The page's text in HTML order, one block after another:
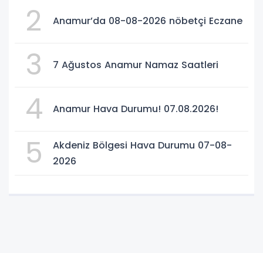
2 Anamur’da 08-08-2026 nöbetçi Eczane
3 7 Ağustos Anamur Namaz Saatleri
4 Anamur Hava Durumu! 07.08.2026!
5
Akdeniz Bölgesi Hava Durumu 07-08-
2026